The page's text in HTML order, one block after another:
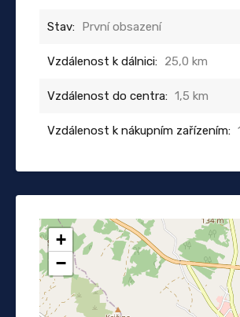
Stav: První obsazení
Vzdálenost k dálnici: 25,0 km
Vzdálenost do centra: 1,5 km
Vzdálenost k nákupním zařízením:
+
−